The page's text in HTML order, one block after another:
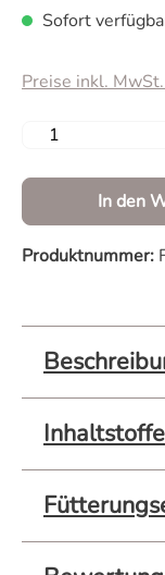
Sofort
Preise inkl.
Produkt
In den
Produktnummer:
Inhaltstoffe